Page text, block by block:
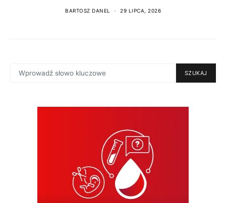
BARTOSZ DANEL 29 LIPCA, 2026
FOR:
SZUKAJ